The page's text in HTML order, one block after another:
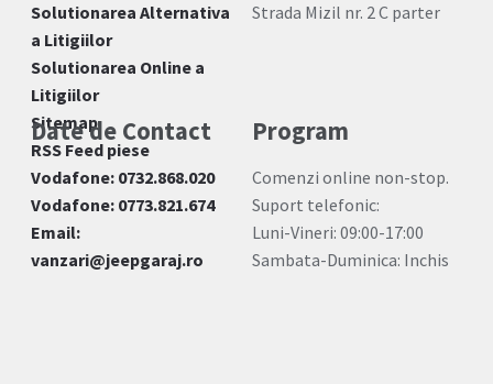
Solutionarea Alternativa
a Litigiilor
Solutionarea Online a
Litigiilor
Sitemap
RSS Feed piese
Strada Mizil nr. 2 C parter
Date de Contact
Vodafone: 0732.868.020
Vodafone: 0773.821.674
Email:
vanzari@jeepgaraj.ro
Program
Comenzi online non-stop.
Suport telefonic:
Luni-Vineri: 09:00-17:00
Sambata-Duminica: Inchis